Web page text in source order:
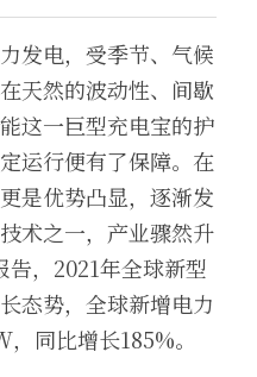
发电，受季节、气候
天然的波动性、间歇
这一巨型充电宝的护
运行便有了保障。在
是优势凸显，逐渐发
术之一，产业骤然升
，2021年全球新型
态势，全球新增电力
同比增长185%。